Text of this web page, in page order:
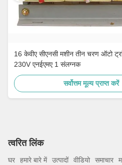
16 केवीए सीएनसी मशीन तीन चरण ऑटो
230V एनईएमए 1 संलग्नक
सर्वोत्तम मूल्य प्राप्त करें
त्वरित लिंक
घर हमारे बारे में उत्पादों वीडियो समाचार